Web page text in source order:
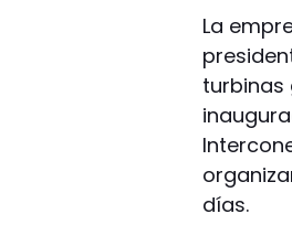
La
turbinas
días.